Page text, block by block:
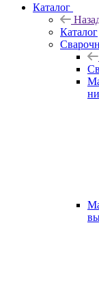
Каталог
Каталог